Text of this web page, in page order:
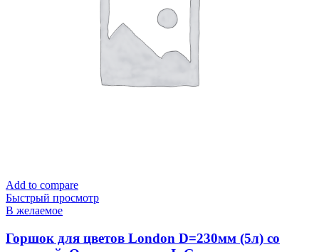
Add to compare
Быстрый просмотр
В желаемое
Горшок для цветов London D=230мм (5л) со